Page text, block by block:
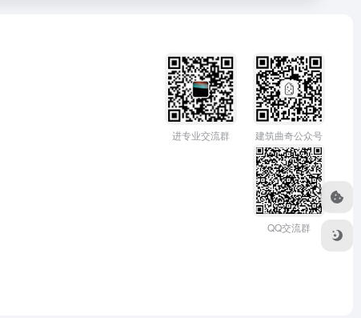
进专业交流群 建筑曲奇公众号
QQ交流群